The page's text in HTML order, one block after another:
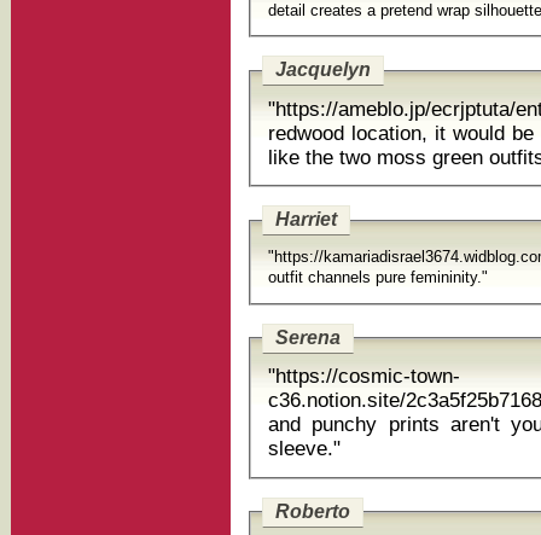
Jacquelyn
"https://ameblo.jp/ecrjptuta/
redwood location, it would be nice to wear
like the two moss green
Harriet
"https://
outfit channels pure femininity."
Serena
"https://cosmic-town-
c36.notion.site/
and punchy prints aren't
sleeve."
Roberto